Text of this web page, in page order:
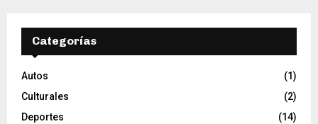
Categorías
Autos
(1)
Culturales
(2)
Deportes
(14)